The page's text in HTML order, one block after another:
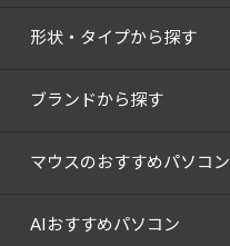
形状・タイプから探す
ブランドから探す
マウスのおすすめパソコン
AIおすすめパソコン